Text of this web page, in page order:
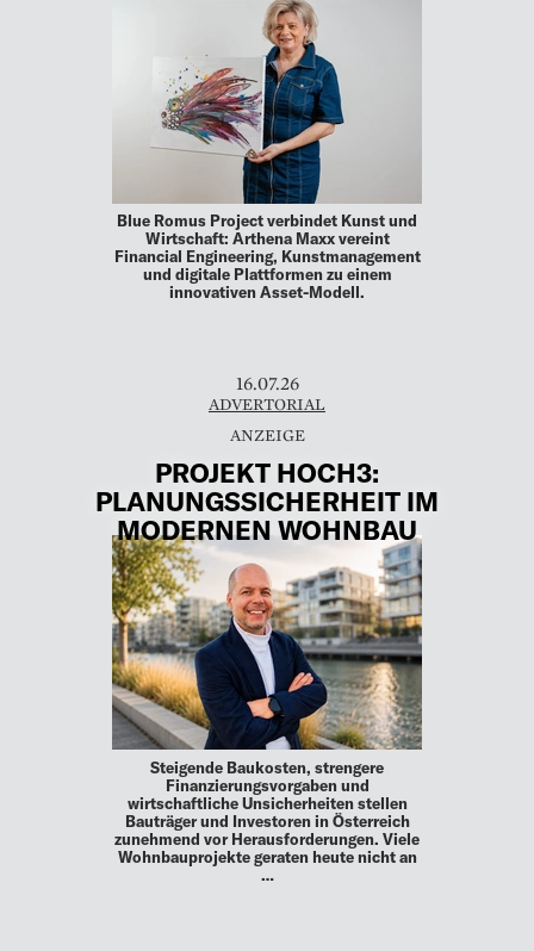
Blue Romus Project verbindet Kunst und
Wirtschaft: Arthena Maxx vereint
Financial Engineering, Kunstmanagement
und digitale Plattformen zu einem
innovativen Asset-Modell.
16.07.26
ADVERTORIAL
PROJEKT HOCH3:
PLANUNGSSICHERHEIT IM
MODERNEN WOHNBAU
Steigende Baukosten, strengere
Finanzierungsvorgaben und
wirtschaftliche Unsicherheiten stellen
Bauträger und Investoren in Österreich
zunehmend vor Herausforderungen. Viele
Wohnbauprojekte geraten heute nicht an
…